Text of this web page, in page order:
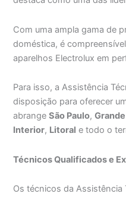
Com uma ampla gama de
doméstica, é
aparelhos Electrolux em
Para isso, a Assistência
disposição para oferecer
abrangeSão Paulo,
Interior, Litoral e todo o
Técnicos Qualificados e
Os técnicos da Assistência